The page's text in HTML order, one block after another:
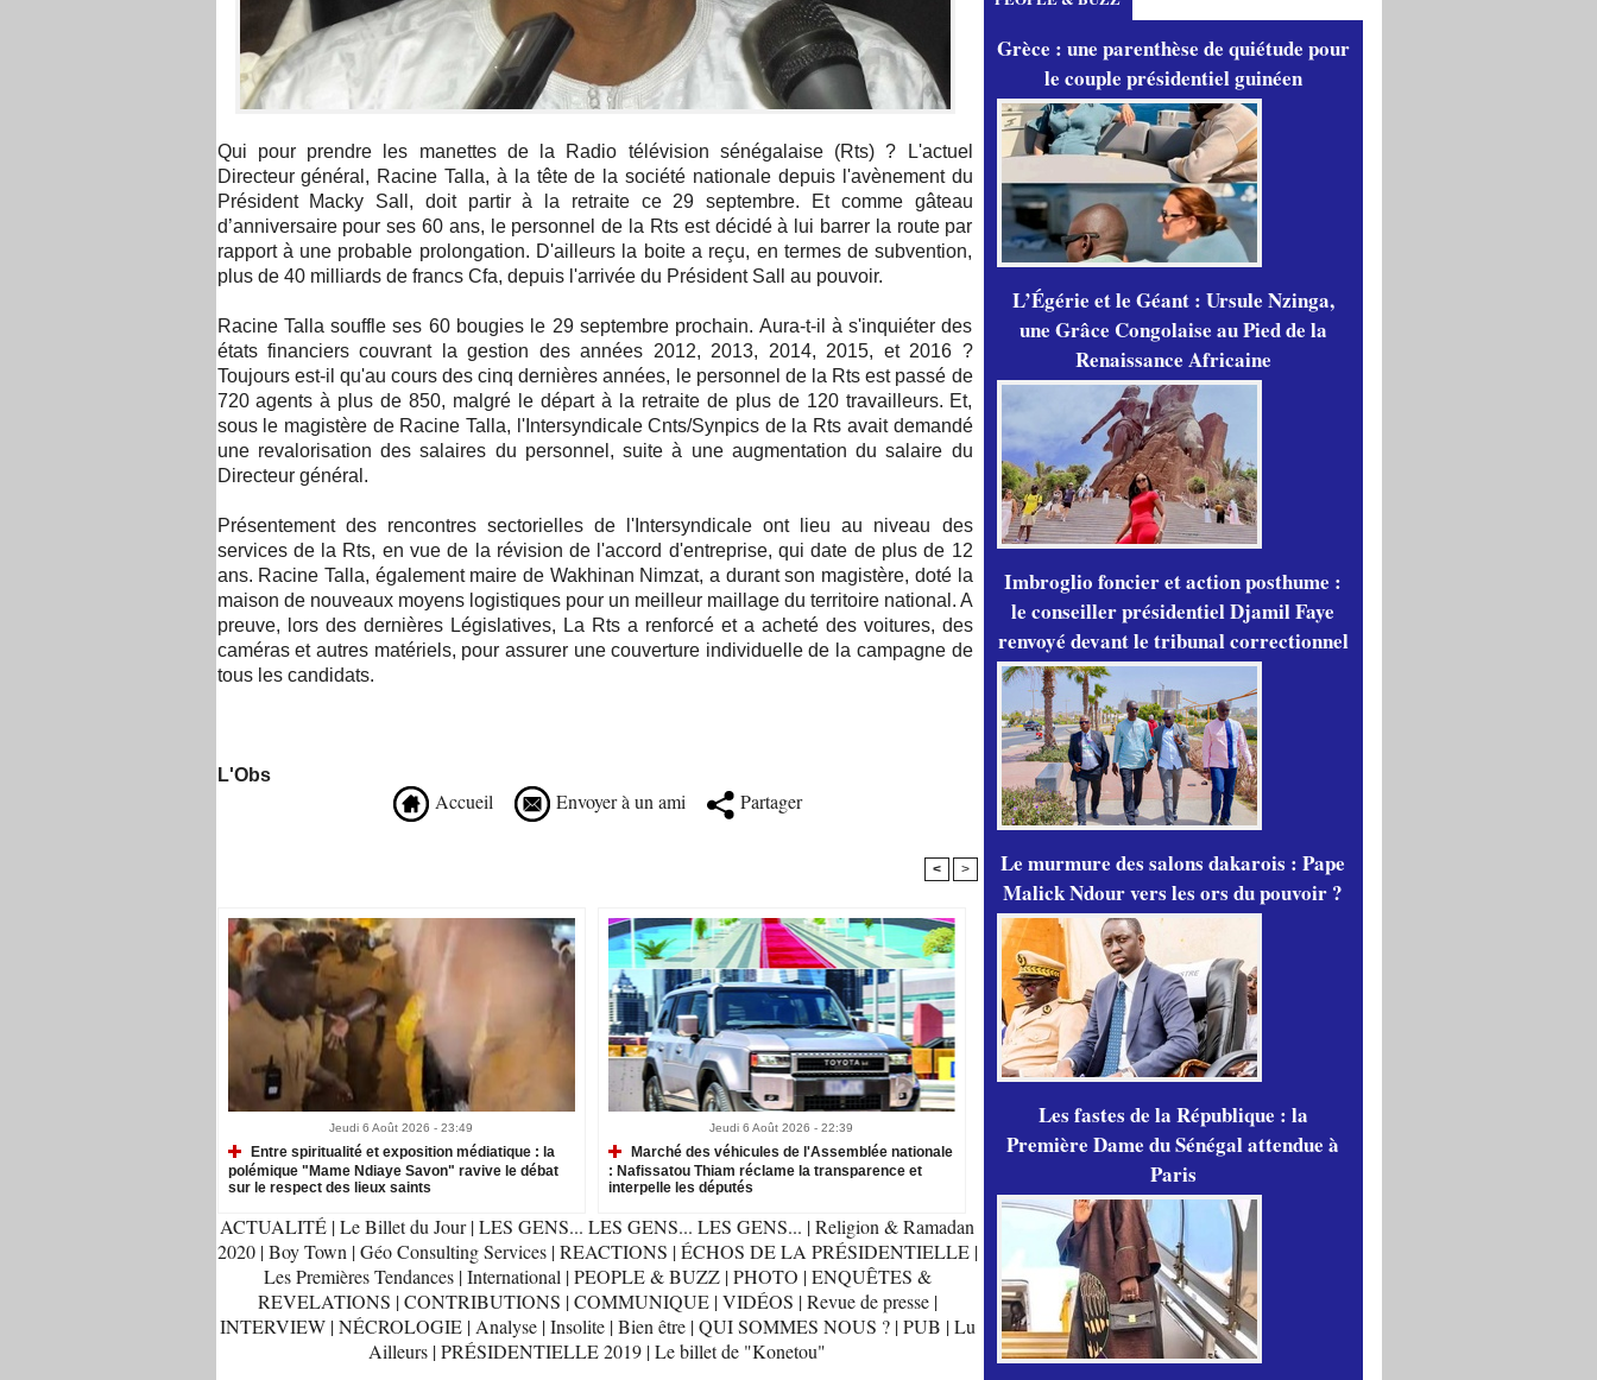
Qui pour prendre les manettes de la Radio télévision sénégalaise (Rts) ? L'actuel
Directeur général, Racine Talla, à la tête de la société nationale depuis l'avènement du
Président Macky Sall, doit partir à la retraite ce 29 septembre. Et comme gâteau
d’anniversaire pour ses 60 ans, le personnel de la Rts est décidé à lui barrer la route par
rapport à une probable prolongation. D'ailleurs la boite a reçu, en termes de subvention,
plus de 40 milliards de francs Cfa, depuis l'arrivée du Président Sall au pouvoir.
Racine Talla souffle ses 60 bougies le 29 septembre prochain. Aura-t-il à s'inquiéter des
états financiers couvrant la gestion des années 2012, 2013, 2014, 2015, et 2016 ?
Toujours est-il qu'au cours des cinq dernières années, le personnel de la Rts est passé de
720 agents à plus de 850, malgré le départ à la retraite de plus de 120 travailleurs. Et,
sous le magistère de Racine Talla, l'Intersyndicale Cnts/Synpics de la Rts avait demandé
une revalorisation des salaires du personnel, suite à une augmentation du salaire du
Directeur général.
Présentement des rencontres sectorielles de l'Intersyndicale ont lieu au niveau des
services de la Rts, en vue de la révision de l'accord d'entreprise, qui date de plus de 12
ans. Racine Talla, également maire de Wakhinan Nimzat, a durant son magistère, doté la
maison de nouveaux moyens logistiques pour un meilleur maillage du territoire national. A
preuve, lors des dernières Législatives, La Rts a renforcé et a acheté des voitures, des
caméras et autres matériels, pour assurer une couverture individuelle de la campagne de
tous les candidats.
L'Obs
Accueil Envoyer à un ami Partager
< >
Jeudi 6 Août 2026 - 23:49
Entre spiritualité et exposition médiatique : la
polémique "Mame Ndiaye Savon" ravive le débat
sur le respect des lieux saints
Jeudi 6 Août 2026 - 22:39
Marché des véhicules de l'Assemblée nationale
: Nafissatou Thiam réclame la transparence et
interpelle les députés
ACTUALITÉ |Le Billet du Jour |LES GENS... LES GENS... LES GENS... |Religion & Ramadan
2020 |Boy Town |Géo Consulting Services |REACTIONS |ÉCHOS DE LA PRÉSIDENTIELLE |
Les Premières Tendances |International |PEOPLE & BUZZ |PHOTO |ENQUÊTES &
REVELATIONS |CONTRIBUTIONS |COMMUNIQUE |VIDÉOS |Revue de presse |
INTERVIEW |NÉCROLOGIE |Analyse |Insolite |Bien être |QUI SOMMES NOUS ? |PUB |Lu
Ailleurs |PRÉSIDENTIELLE 2019 |Le billet de "Konetou"
Grèce : une parenthèse de quiétude pour
le couple présidentiel guinéen
L’Égérie et le Géant : Ursule Nzinga,
une Grâce Congolaise au Pied de la
Renaissance Africaine
Imbroglio foncier et action posthume :
le conseiller présidentiel Djamil Faye
renvoyé devant le tribunal correctionnel
Le murmure des salons dakarois : Pape
Malick Ndour vers les ors du pouvoir ?
Les fastes de la République : la
Première Dame du Sénégal attendue à
Paris